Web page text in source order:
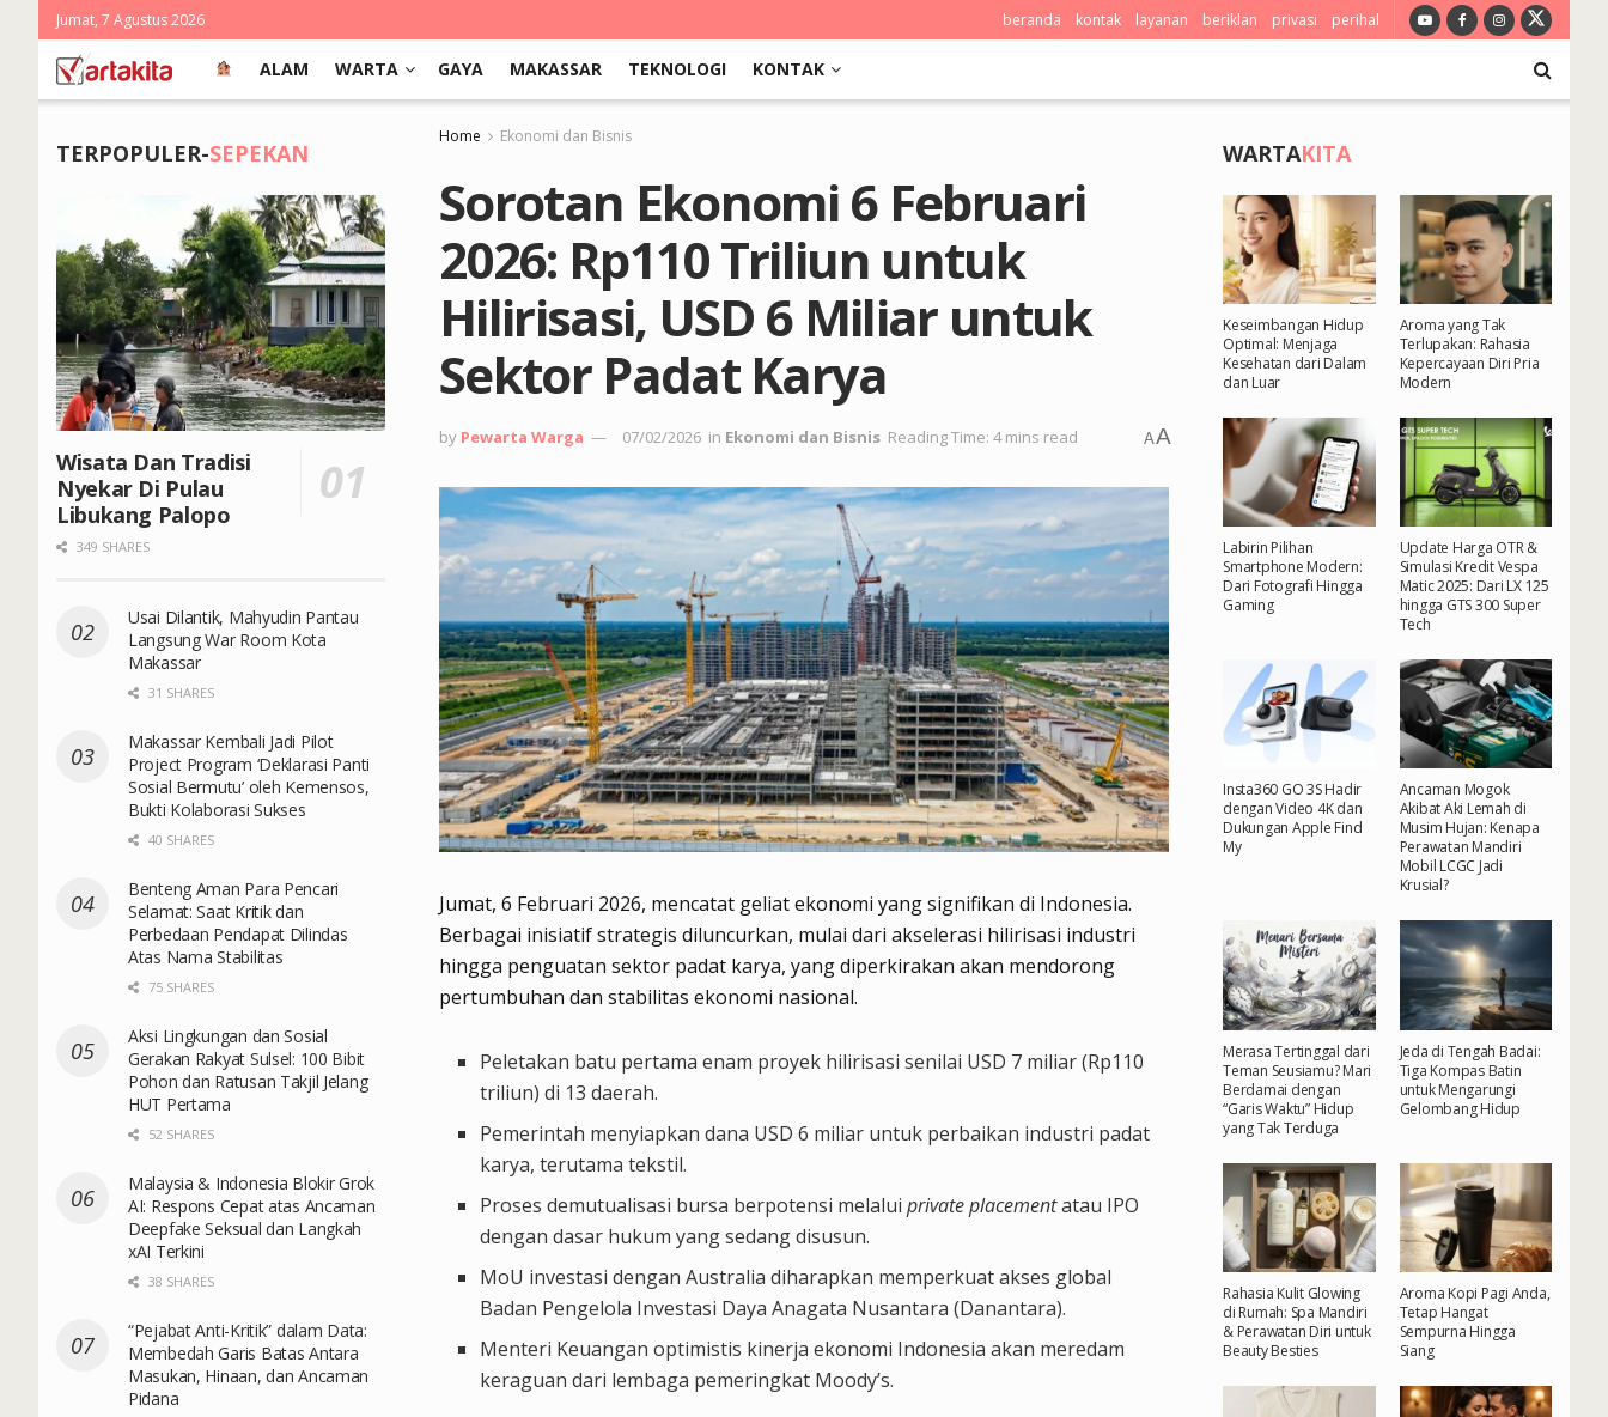
Jumat, 7 Agustus 2026 beranda kontak layanan beriklan privasi perihal
ALAM WARTA GAYA MAKASSAR TEKNOLOGI KONTAK
Home Ekonomi dan Bisnis
Sorotan Ekonomi 6 Februari
2026: Rp110 Triliun untuk
Hilirisasi, USD 6 Miliar untuk
Sektor Padat Karya
by Pewarta Warga 07/02/2026 in Ekonomi dan Bisnis Reading Time: 4 mins read AA
Jumat, 6 Februari 2026, mencatat geliat ekonomi yang signifikan di Indonesia.
Berbagai inisiatif strategis diluncurkan, mulai dari akselerasi hilirisasi industri
hingga penguatan sektor padat karya, yang diperkirakan akan mendorong
pertumbuhan dan stabilitas ekonomi nasional.
Peletakan batu pertama enam proyek hilirisasi senilai USD 7 miliar (Rp110
triliun) di 13 daerah.
Pemerintah menyiapkan dana USD 6 miliar untuk perbaikan industri padat
karya, terutama tekstil.
Proses demutualisasi bursa berpotensi melaluiprivate placementatau IPO
dengan dasar hukum yang sedang disusun.
MoU investasi dengan Australia diharapkan memperkuat akses global
Badan Pengelola Investasi Daya Anagata Nusantara (Danantara).
Menteri Keuangan optimistis kinerja ekonomi Indonesia akan meredam
keraguan dari lembaga pemeringkat Moody’s.
TERPOPULER-SEPEKAN
Wisata Dan Tradisi
Nyekar Di Pulau
Libukang Palopo
349 SHARES
Usai Dilantik, Mahyudin Pantau
Langsung War Room Kota
Makassar
31 SHARES
Makassar Kembali Jadi Pilot
Project Program ‘Deklarasi Panti
Sosial Bermutu’ oleh Kemensos,
Bukti Kolaborasi Sukses
40 SHARES
Benteng Aman Para Pencari
Selamat: Saat Kritik dan
Perbedaan Pendapat Dilindas
Atas Nama Stabilitas
75 SHARES
Aksi Lingkungan dan Sosial
Gerakan Rakyat Sulsel: 100 Bibit
Pohon dan Ratusan Takjil Jelang
HUT Pertama
52 SHARES
Malaysia & Indonesia Blokir Grok
AI: Respons Cepat atas Ancaman
Deepfake Seksual dan Langkah
xAI Terkini
38 SHARES
“Pejabat Anti-Kritik” dalam Data:
Membedah Garis Batas Antara
Masukan, Hinaan, dan Ancaman
Pidana
WARTAKITA
Keseimbangan Hidup
Optimal: Menjaga
Kesehatan dari Dalam
dan Luar
Aroma yang Tak
Terlupakan: Rahasia
Kepercayaan Diri Pria
Modern
Labirin Pilihan
Smartphone Modern:
Dari Fotografi Hingga
Gaming
Update Harga OTR &
Simulasi Kredit Vespa
Matic 2025: Dari LX 125
hingga GTS 300 Super
Tech
Insta360 GO 3S Hadir
dengan Video 4K dan
Dukungan Apple Find
My
Ancaman Mogok
Akibat Aki Lemah di
Musim Hujan: Kenapa
Perawatan Mandiri
Mobil LCGC Jadi
Krusial?
Merasa Tertinggal dari
Teman Seusiamu? Mari
Berdamai dengan
“Garis Waktu” Hidup
yang Tak Terduga
Jeda di Tengah Badai:
Tiga Kompas Batin
untuk Mengarungi
Gelombang Hidup
Rahasia Kulit Glowing
di Rumah: Spa Mandiri
& Perawatan Diri untuk
Beauty Besties
Aroma Kopi Pagi Anda,
Tetap Hangat
Sempurna Hingga
Siang